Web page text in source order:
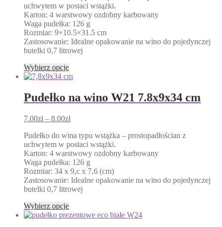
stronie
produktu
7.00zł
do
8.00zł
uchwytem w postaci wstążki.
Karton: 4 warstwowy ozdobny karbowany
Waga pudełka: 126 g
Rozmiar: 9×10.5×31.5 cm
Zastosowanie: Idealne opakowanie na wino do pojedynczej
butelki 0,7 litrowej
Wybierz opcjeTen
produkt
wariantów.
można
na
stronie
produktu
Pudełko na wino W21 7.8x9x34 cm
7.00zł – 8.00złZakres
od
7.00zł
do
8.00zł
Pudełko do wina typu wstążka – prostopadłościan z
uchwytem w postaci wstążki.
Karton: 4 warstwowy ozdobny karbowany
Waga pudełka: 126 g
Rozmiar: 34 x 9,c x 7,6 (cm)
Zastosowanie: Idealne opakowanie na wino do pojedynczej
butelki 0,7 litrowej
Wybierz opcjeTen
produkt